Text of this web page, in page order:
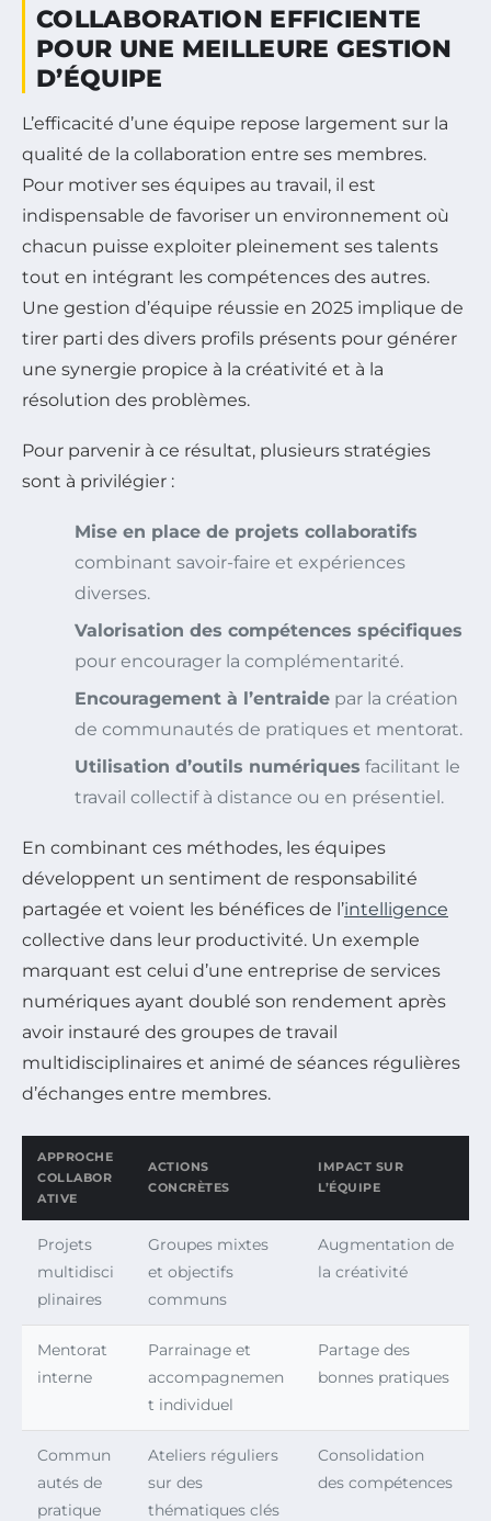
COLLABORATION EFFICIENTE
POUR UNE MEILLEURE GESTION
D’ÉQUIPE
L’efficacité d’une équipe repose largement sur la
qualité de la collaboration entre ses membres.
Pour motiver ses équipes au travail, il est
indispensable de favoriser un environnement où
chacun puisse exploiter pleinement ses talents
tout en intégrant les compétences des autres.
Une gestion d’équipe réussie en 2025 implique de
tirer parti des divers profils présents pour générer
une synergie propice à la créativité et à la
résolution des problèmes.
Pour parvenir à ce résultat, plusieurs stratégies
sont à privilégier :
Mise en place de projets collaboratifs
combinant savoir-faire et expériences
diverses.
Valorisation des compétences spécifiques
pour encourager la complémentarité.
Encouragement à l’entraide par la création
de communautés de pratiques et mentorat.
Utilisation d’outils numériques facilitant le
travail collectif à distance ou en présentiel.
En combinant ces méthodes, les équipes
développent un sentiment de responsabilité
partagée et voient les bénéfices de l’intelligence
collective dans leur productivité. Un exemple
marquant est celui d’une entreprise de services
numériques ayant doublé son rendement après
avoir instauré des groupes de travail
multidisciplinaires et animé de séances régulières
d’échanges entre membres.
APPROCHE
COLLABOR
ATIVE
ACTIONS
CONCRÈTES
IMPACT SUR
L’ÉQUIPE
Projets
multidisci
plinaires
Groupes mixtes
et objectifs
communs
Augmentation de
la créativité
Mentorat
interne
Parrainage et
accompagnemen
t individuel
Partage des
bonnes pratiques
Commun
autés de
pratique
Ateliers réguliers
sur des
thématiques clés
Consolidation
des compétences